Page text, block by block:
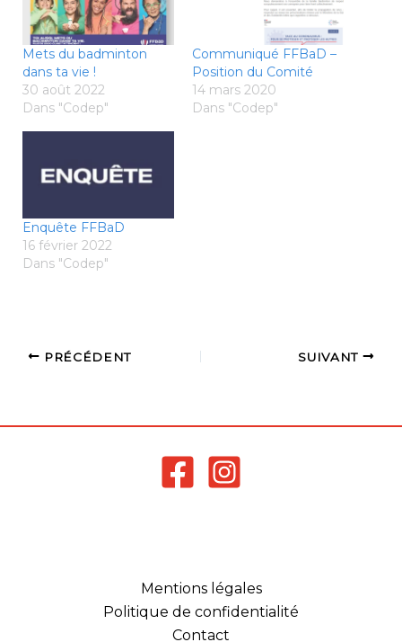
Mets du badminton
dans ta vie !
30 août 2022
Dans "Codep"
Communiqué FFBaD –
Position du Comité
14 mars 2020
Dans "Codep"
Enquête FFBaD
16 février 2022
Dans "Codep"
PRÉCÉDENT SUIVANT
Mentions légales
Politique de confidentialité
Contact